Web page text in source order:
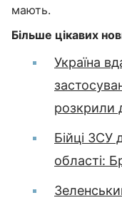
мають.
Більше цікавих
Україна
розкрили
Бійці ЗСУ
області: